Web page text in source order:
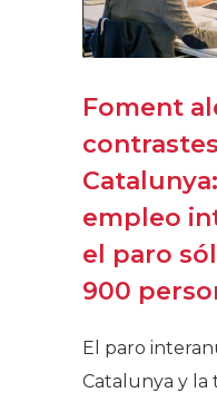
Foment
empleo
el paro
900
El paro
Catalunya y la